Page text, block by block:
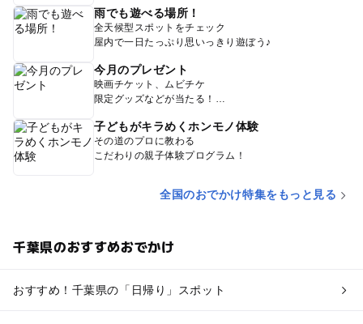
雨でも遊べる場所！
全天候型スポットをチェック
屋内で一日たっぷり思いっきり遊ぼう♪
今月のプレゼント
映画チケット、ムビチケ
限定グッズなどが当たる！
子どもがキラめくホンモノ体験
その道のプロに教わる
こだわりの親子体験プログラム！
全国のおでかけ特集をもっと見る
千葉県のおすすめおでかけ
おすすめ！千葉県の「日帰り」スポット